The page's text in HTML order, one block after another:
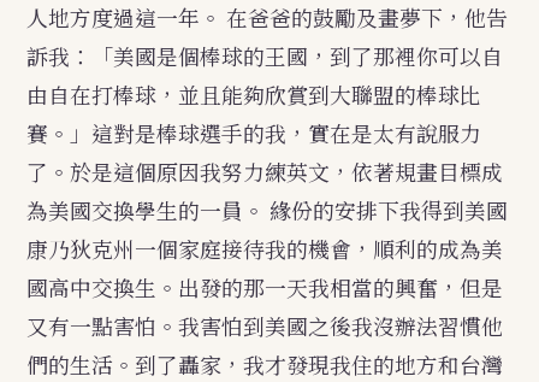
人地方度過這一年。 在爸爸的鼓勵及畫夢下，他告
訴我：「美國是個棒球的王國，到了那裡你可以自
由自在打棒球，並且能夠欣賞到大聯盟的棒球比
賽。」這對是棒球選手的我，實在是太有說服力
了。於是這個原因我努力練英文，依著規畫目標成
為美國交換學生的一員。 緣份的安排下我得到美國
康乃狄克州一個家庭接待我的機會，順利的成為美
國高中交換生。出發的那一天我相當的興奮，但是
又有一點害怕。我害怕到美國之後我沒辦法習慣他
們的生活。到了轟家，我才發現我住的地方和台灣